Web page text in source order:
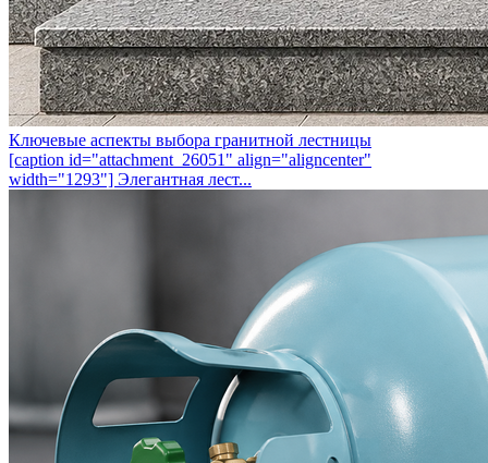
Ключевые аспекты выбора гранитной лестницы
[caption id="attachment_26051" align="aligncenter"
width="1293"] Элегантная лест...